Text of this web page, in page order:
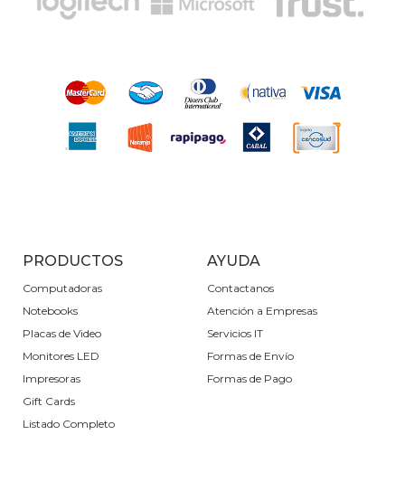
PRODUCTOS
Computadoras
Notebooks
Placas de Video
Monitores LED
Impresoras
Gift Cards
Listado Completo
AYUDA
Contactanos
Atención a Empresas
Servicios IT
Formas de Envío
Formas de Pago